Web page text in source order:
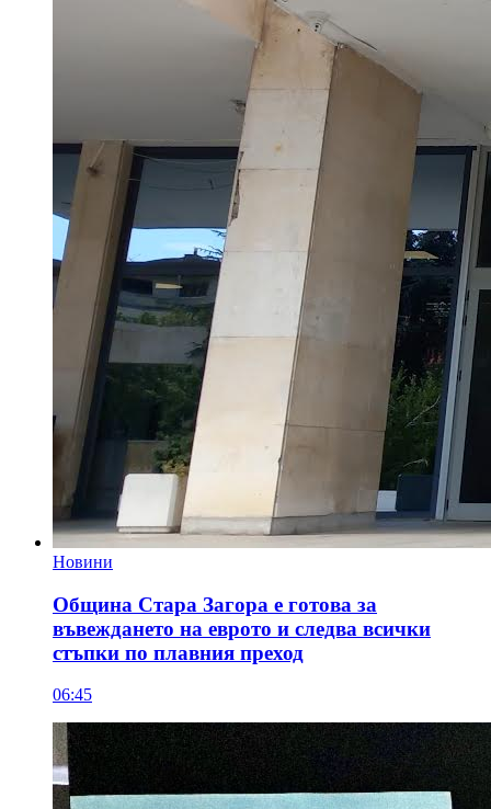
Новини
Община Стара Загора е готова за
въвеждането на еврото и следва всички
стъпки по плавния преход
06:45